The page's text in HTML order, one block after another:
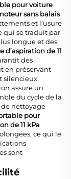
pour voiture
sans balais
et l’usure
qui se traduit par
longue et des
d’aspiration de 11
des
en préservant
silencieux.
assure un
du cycle de la
nettoyage
pour
de 11 kPa
ce qui le
sont